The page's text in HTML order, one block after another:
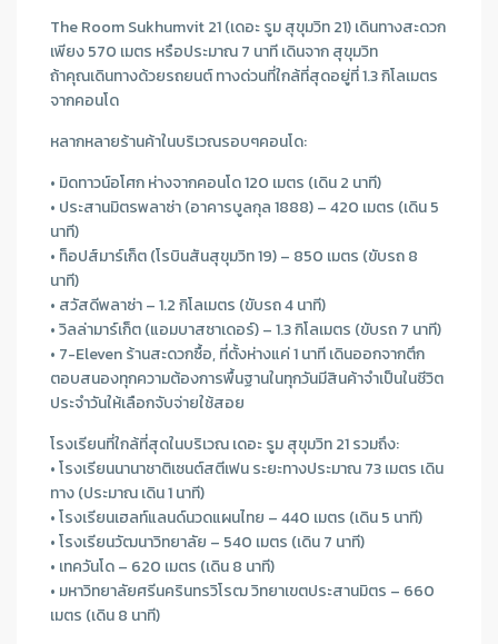
The Room Sukhumvit 21 (เดอะ รูม สุขุมวิท 21) เดินทางสะดวก
เพียง 570 เมตร หรือประมาณ 7 นาที เดินจาก สุขุมวิท
ถ้าคุณเดินทางด้วยรถยนต์ ทางด่วนที่ใกล้ที่สุดอยู่ที่ 1.3 กิโลเมตร
จากคอนโด
หลากหลายร้านค้าในบริเวณรอบๆคอนโด:
• มิดทาวน์อโศก ห่างจากคอนโด 120 เมตร (เดิน 2 นาที)
• ประสานมิตรพลาซ่า (อาคารบูลกุล 1888) – 420 เมตร (เดิน 5
นาที)
• ท็อปส์มาร์เก็ต (โรบินสันสุขุมวิท 19) – 850 เมตร (ขับรถ 8
นาที)
• สวัสดีพลาซ่า – 1.2 กิโลเมตร (ขับรถ 4 นาที)
• วิลล่ามาร์เก็ต (แอมบาสซาเดอร์) – 1.3 กิโลเมตร (ขับรถ 7 นาที)
• 7-Eleven ร้านสะดวกซื้อ, ที่ตั้งห่างแค่ 1 นาที เดินออกจากตึก
ตอบสนองทุกความต้องการพื้นฐานในทุกวันมีสินค้าจําเป็นในชีวิต
ประจําวันให้เลือกจับจ่ายใช้สอย
โรงเรียนที่ใกล้ที่สุดในบริเวณ เดอะ รูม สุขุมวิท 21 รวมถึง:
• โรงเรียนนานาชาติเซนต์สตีเฟน ระยะทางประมาณ 73 เมตร เดิน
ทาง (ประมาณ เดิน 1 นาที)
• โรงเรียนเฮลท์แลนด์นวดแผนไทย – 440 เมตร (เดิน 5 นาที)
• โรงเรียนวัฒนาวิทยาลัย – 540 เมตร (เดิน 7 นาที)
• เทควันโด – 620 เมตร (เดิน 8 นาที)
• มหาวิทยาลัยศรีนครินทรวิโรฒ วิทยาเขตประสานมิตร – 660
เมตร (เดิน 8 นาที)